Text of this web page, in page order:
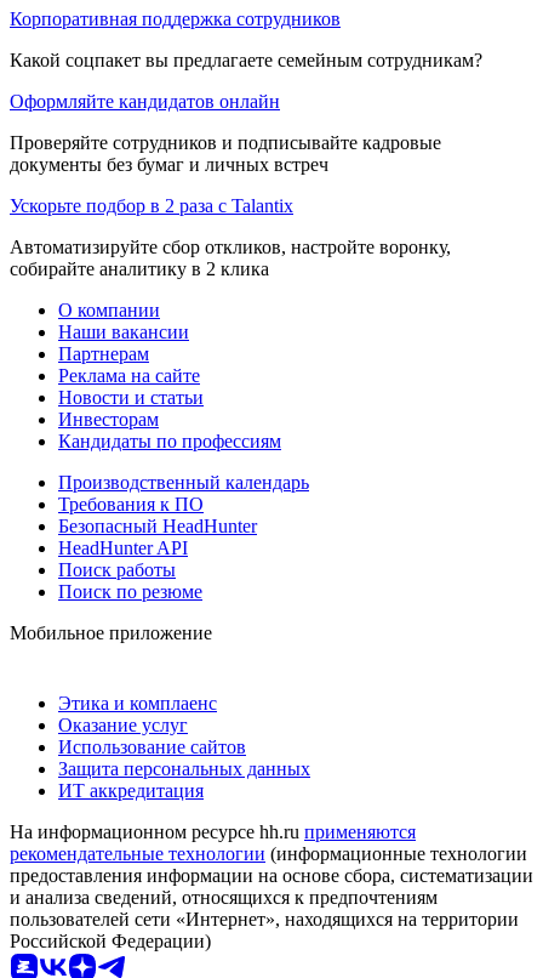
Корпоративная поддержка сотрудников
Какой соцпакет вы предлагаете семейным сотрудникам?
Оформляйте кандидатов онлайн
Проверяйте сотрудников и подписывайте кадровые
документы без бумаг и личных встреч
Ускорьте подбор в 2 раза с Talantix
Автоматизируйте сбор откликов, настройте воронку,
собирайте аналитику в 2 клика
О компании
Наши вакансии
Партнерам
Реклама на сайте
Новости и статьи
Инвесторам
Кандидаты по профессиям
Производственный календарь
Требования к ПО
Безопасный HeadHunter
HeadHunter API
Поиск работы
Поиск по резюме
Мобильное приложение
Этика и комплаенс
Оказание услуг
Использование сайтов
Защита персональных данных
ИТ аккредитация
На информационном ресурсе hh.ru применяются
рекомендательные технологии (информационные технологии
предоставления информации на основе сбора, систематизации
и анализа сведений, относящихся к предпочтениям
пользователей сети «Интернет», находящихся на территории
Российской Федерации)